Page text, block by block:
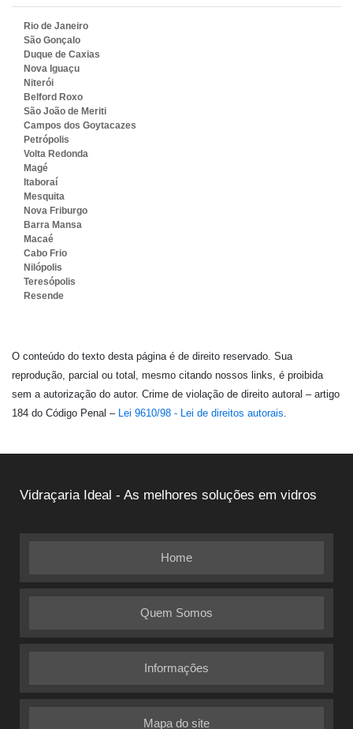
Rio de Janeiro
São Gonçalo
Duque de Caxias
Nova Iguaçu
Niterói
Belford Roxo
São João de Meriti
Campos dos Goytacazes
Petrópolis
Volta Redonda
Magé
Itaboraí
Mesquita
Nova Friburgo
Barra Mansa
Macaé
Cabo Frio
Nilópolis
Teresópolis
Resende
O conteúdo do texto desta página é de direito reservado. Sua
reprodução, parcial ou total, mesmo citando nossos links, é proibida
sem a autorização do autor. Crime de violação de direito autoral – artigo
184 do Código Penal – Lei 9610/98 - Lei de direitos autorais.
Vidraçaria Ideal - As melhores soluções em vidros
Home
Quem Somos
Informações
Mapa do site